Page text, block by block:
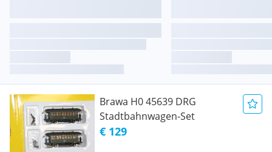
Brawa H0 45639 DRG
Stadtbahnwagen-Set
€ 129